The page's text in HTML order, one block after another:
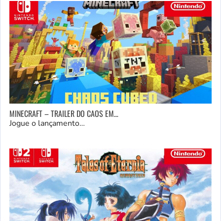
MINECRAFT – TRAILER DO CAOS EM…
Jogue o lançamento…